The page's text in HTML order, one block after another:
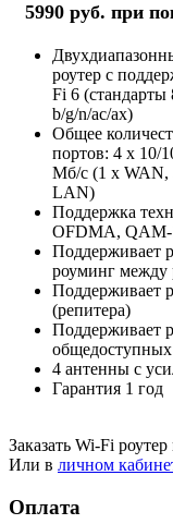
5990 руб. при
роутер с
Fi 6 (стандарты
b/g/n/ac/ax)
Общее
портов: 4 х 10/
Мб/с (1 x WAN,
LAN)
Поддержка
OFDMA,
Поддерживает
роуминг между
Поддерживает
(репитера)
Поддерживает
общедоступных
4 антенны с
Гарантия 1 год
Заказать Wi-Fi
Или в личном
Оплата